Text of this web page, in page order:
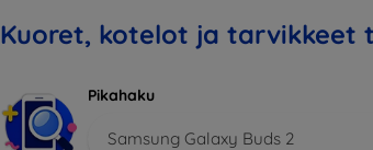
Kuoret, kotelot ja tarvikkeet
Pikahaku
Samsung Galaxy Buds 2